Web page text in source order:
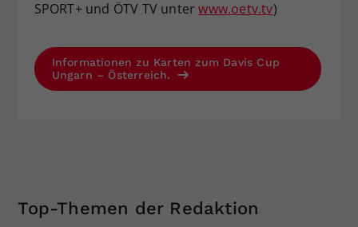
SPORT+ und ÖTV TV unterwww.oetv.tv)
Informationen zu Karten zum Davis Cup
Ungarn – Österreich.
Top-Themen der Redaktion